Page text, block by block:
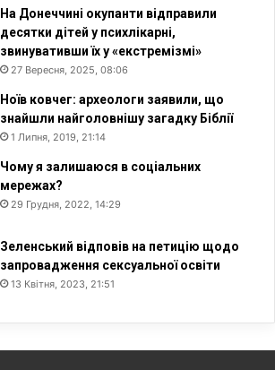
На Донеччині окупанти відправили
десятки дітей у психлікарні,
звинувативши їх у «екстремізмі»
27 Вересня, 2025, 08:06
Ноїв ковчег: археологи заявили, що
знайшли найголовнішу загадку Біблії
1 Липня, 2019, 21:14
Чому я залишаюся в соціальних
мережах?
29 Грудня, 2022, 14:29
Зеленський відповів на петицію щодо
запровадження сексуальної освіти
13 Квітня, 2023, 21:51